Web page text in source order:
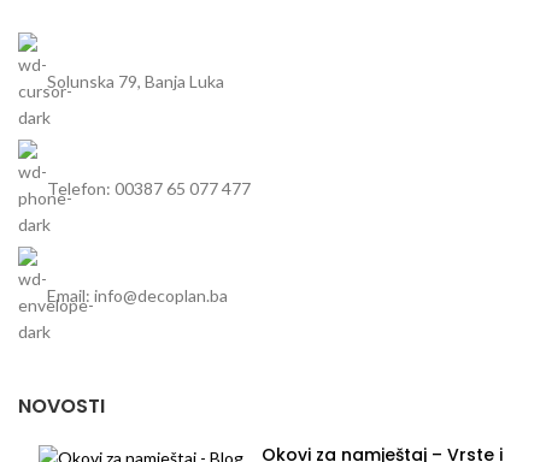
Solunska 79, Banja Luka
Telefon: 00387 65 077 477
Email: info@decoplan.ba
NOVOSTI
Okovi za namještaj – Vrste i